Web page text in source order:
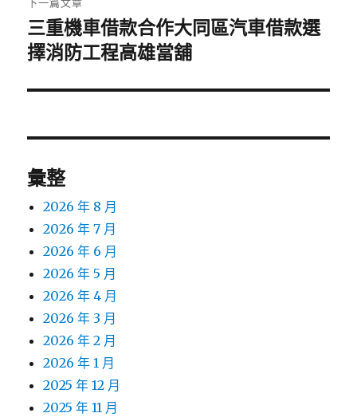
下
一
文
三重機車借款合作大同區汽車借款選
擇消防工程高雄當舖
彙整
2026 年 8 月
2026 年 7 月
2026 年 6 月
2026 年 5 月
2026 年 4 月
2026 年 3 月
2026 年 2 月
2026 年 1 月
2025 年 12 月
2025 年 11 月